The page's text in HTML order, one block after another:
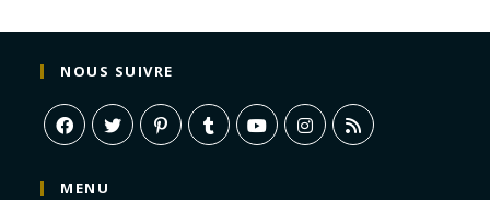
NOUS SUIVRE
MENU